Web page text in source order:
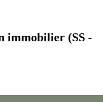
immobilier (SS -